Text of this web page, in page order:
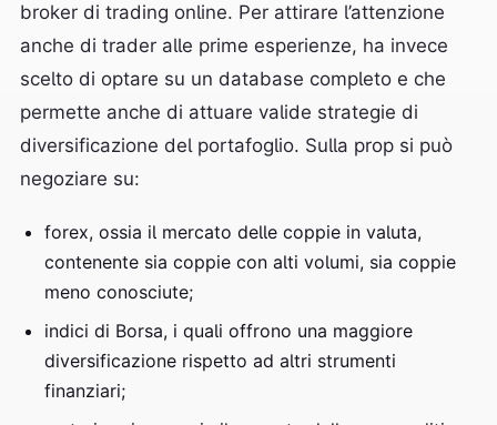
broker di trading online. Per attirare l’attenzione
anche di trader alle prime esperienze, ha invece
scelto di optare su un database completo e che
permette anche di attuare valide strategie di
diversificazione del portafoglio. Sulla prop si può
negoziare su:
forex, ossia il mercato delle coppie in valuta,
contenente sia coppie con alti volumi, sia coppie
meno conosciute;
indici di Borsa, i quali offrono una maggiore
diversificazione rispetto ad altri strumenti
finanziari;